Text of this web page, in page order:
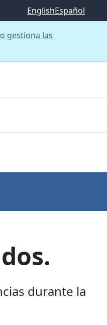
EnglishEspañol
gestiona las
durante la